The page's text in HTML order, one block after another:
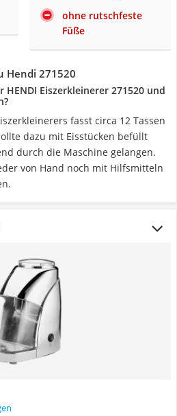
ohne rutschfeste
Füße
Hendi 271520
HENDI Eiszerkleinerer 271520 und
fasst circa 12 Tassen
dazu mit Eisstücken befüllt
durch die Maschine gelangen.
von Hand noch mit Hilfsmitteln